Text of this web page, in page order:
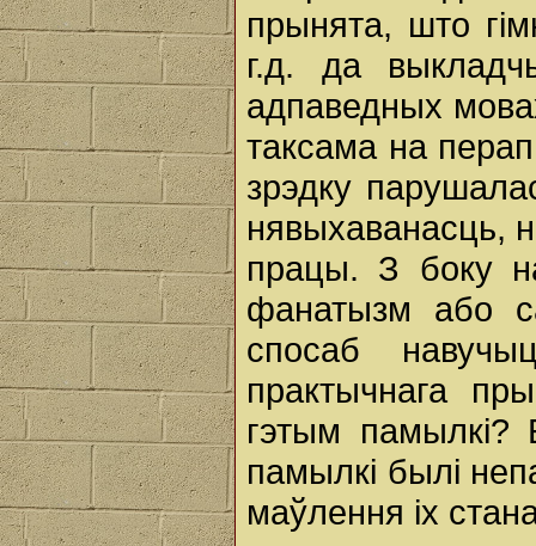
прынята, што
г.д. да
адпаведных
таксама на
зрэдку
нявыхаванасць,
працы. З боку
фанатызм або
спосаб
практычнага
гэтым памылкі?
памылкі былі
маўлення іх